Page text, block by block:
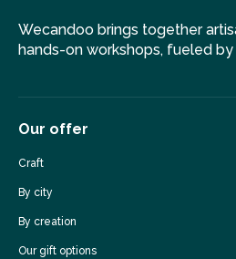
Wecandoo brings together
hands-on workshops, fueled
Our offer
Craft
By city
By creation
Our gift options